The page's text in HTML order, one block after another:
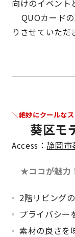
分譲住宅･不動
近日分譲予定情
動画ギャラリー
よくある質問
向けのイベント
QUOカード
りさせていただ
＼絶妙にクールな
葵区モ
Access：静岡
★ココが
2階リビング
プライバシー
素材の良さを